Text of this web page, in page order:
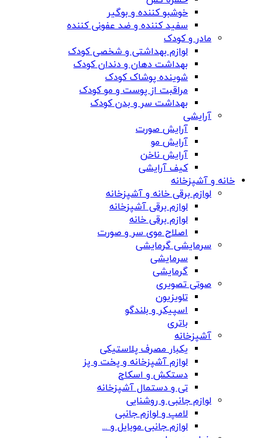
خوشبو کننده و بوگیر
سفید کننده و ضد عفونی کننده
مادر و کودک
لوازم بهداشتی و شخصی کودک
بهداشت دهان و دندان کودک
شوینده پوشاک کودک
مراقبت از پوست و مو کودک
بهداشت سر و بدن کودک
آرایشی
آرایش صورت
آرایش مو
آرایش ناخن
کیف آرایشی
خانه و آشپزخانه
لوازم برقی خانه و آشپزخانه
لوازم برقی آشپزخانه
لوازم برقی خانه
اصلاح موی سر و صورت
سرمایشی گرمایشی
سرمایشی
گرمایشی
صوتی تصویری
تلویزیون
اسپیکر و بلندگو
باتری
آشپزخانه
یکبار مصرف پلاستیکی
لوازم آشپزخانه و پخت و پز
دستکش و اسکاج
تی و دستمال آشپزخانه
لوازم جانبی و روشنایی
لامپ و لوازم جانبی
لوازم جانبی موبایل و ...